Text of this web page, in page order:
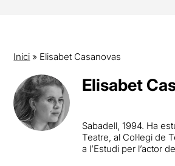
Inici » Elisabet Casanovas
Elisabet
Sabadell, 1994. Ha
Teatre, al Col·legi de
a l’Estudi per l’actor